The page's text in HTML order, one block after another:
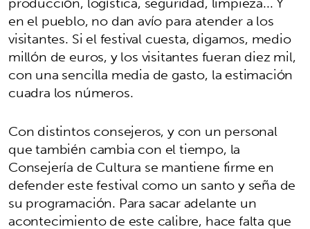
en el pueblo, no dan avío para atender a los
visitantes. Si el festival cuesta, digamos, medio
millón de euros, y los visitantes fueran diez mil,
con una sencilla media de gasto, la estimación
cuadra los números.
Con distintos consejeros, y con un personal
que también cambia con el tiempo, la
Consejería de Cultura se mantiene firme en
defender este festival como un santo y seña de
su programación. Para sacar adelante un
acontecimiento de este calibre, hace falta que